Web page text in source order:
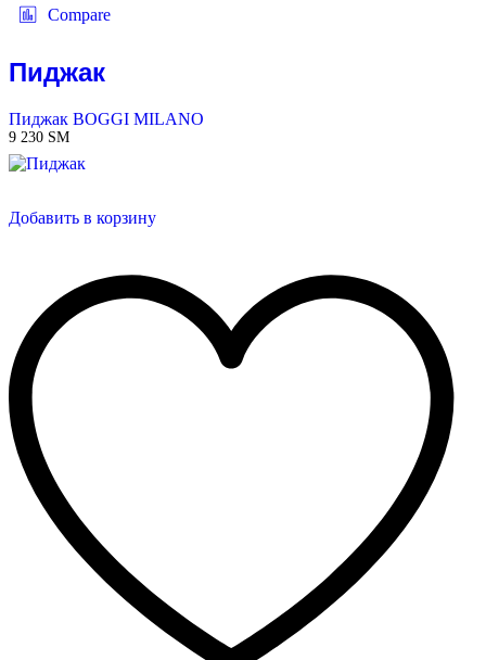
Compare
Пиджак
Пиджак BOGGI MILANO
9 230 ЅМ
Добавить в корзину